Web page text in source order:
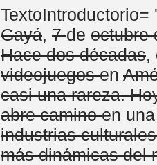
TextoIntroductorio=
Gayá, 7de octubre
Hace dos décadas,
videojuegosen
casi una rareza.
abre caminoen
industrias
más dinámicas del